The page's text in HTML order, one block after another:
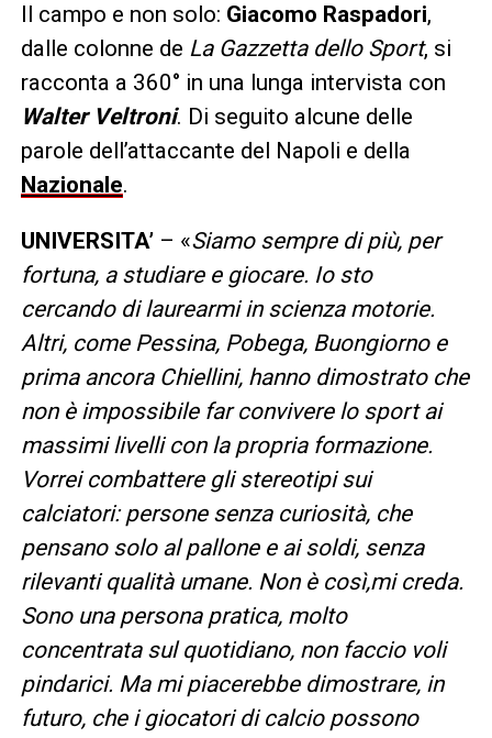
Il campo e non solo: Giacomo Raspadori,
dalle colonne de La Gazzetta dello Sport, si
racconta a 360° in una lunga intervista con
Walter Veltroni. Di seguito alcune delle
parole dell’attaccante del Napoli e della
Nazionale.
UNIVERSITA’– «Siamo sempre di più, per
fortuna, a studiare e giocare. Io sto
cercando di laurearmi in scienza motorie.
Altri, come Pessina, Pobega, Buongiorno e
prima ancora Chiellini, hanno dimostrato che
non è impossibile far convivere lo sport ai
massimi livelli con la propria formazione.
Vorrei combattere gli stereotipi sui
calciatori: persone senza curiosità, che
pensano solo al pallone e ai soldi, senza
rilevanti qualità umane. Non è così,mi creda.
Sono una persona pratica, molto
concentrata sul quotidiano, non faccio voli
pindarici. Ma mi piacerebbe dimostrare, in
futuro, che i giocatori di calcio possono